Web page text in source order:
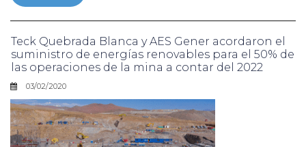
Teck Quebrada Blanca y AES Gener acordaron el
suministro de energías renovables para el 50% de
las operaciones de la mina a contar del 2022
03/02/2020